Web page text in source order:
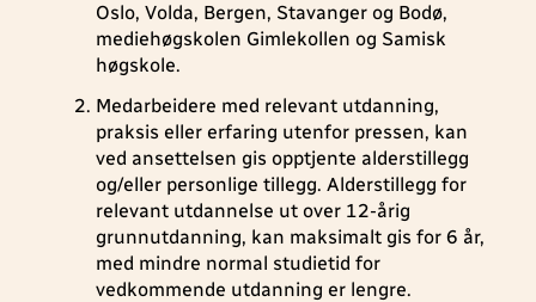
Oslo, Volda, Bergen, Stavanger og Bodø,
mediehøgskolen Gimlekollen og Samisk
høgskole.
Medarbeidere med relevant utdanning,
praksis eller erfaring utenfor pressen, kan
ved ansettelsen gis opptjente alderstillegg
og/eller personlige tillegg. Alderstillegg for
relevant utdannelse ut over 12-årig
grunnutdanning, kan maksimalt gis for 6 år,
med mindre normal studietid for
vedkommende utdanning er lengre.